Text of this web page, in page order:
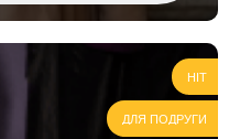
HIT
ДЛЯ ПОДРУГИ